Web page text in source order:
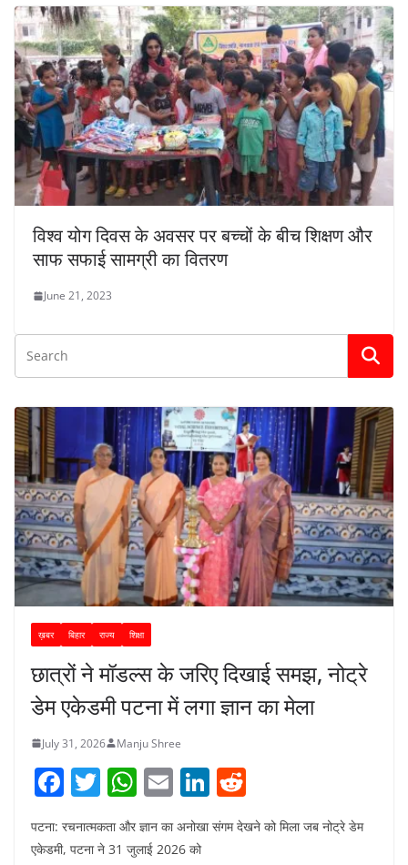
विश्व योग दिवस के अवसर पर बच्चों के बीच शिक्षण और
साफ सफाई सामग्री का वितरण
June 21, 2023
ख़बर बिहार राज्य शिक्षा
छात्रों ने मॉडल्स के जरिए दिखाई समझ, नोट्रे
डेम एकेडमी पटना में लगा ज्ञान का मेला
July 31, 2026 Manju Shree
F
c
T
itt
W
at
E
m
ai
Li
n
k
e
d
पटना: रचनात्मकता और ज्ञान का अनोखा संगम देखने को मिला जब नोट्रे डेम
एकेडमी, पटना ने 31 जुलाई 2026 को